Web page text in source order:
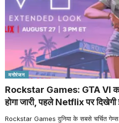
मनोरंजन
Rockstar Games: GTA VI
होगा जारी, पहले Netflix पर
Rockstar Games दुनिया के सबसे चर्चित